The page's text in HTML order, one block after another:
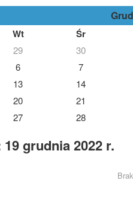
Wt Śr
29 30
6 7
13 14
20 21
27 28
grudnia 2022 r.